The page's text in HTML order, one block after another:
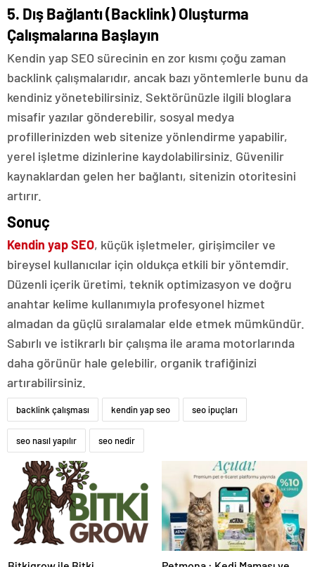
5. Dış Bağlantı (Backlink) Oluşturma
Çalışmalarına Başlayın
Kendin yap SEO sürecinin en zor kısmı çoğu zaman
backlink çalışmalarıdır, ancak bazı yöntemlerle bunu da
kendiniz yönetebilirsiniz. Sektörünüzle ilgili bloglara
misafir yazılar gönderebilir, sosyal medya
profillerinizden web sitenize yönlendirme yapabilir,
yerel işletme dizinlerine kaydolabilirsiniz. Güvenilir
kaynaklardan gelen her bağlantı, sitenizin otoritesini
artırır.
Sonuç
Kendin yap SEO, küçük işletmeler, girişimciler ve
bireysel kullanıcılar için oldukça etkili bir yöntemdir.
Düzenli içerik üretimi, teknik optimizasyon ve doğru
anahtar kelime kullanımıyla profesyonel hizmet
almadan da güçlü sıralamalar elde etmek mümkündür.
Sabırlı ve istikrarlı bir çalışma ile arama motorlarında
daha görünür hale gelebilir, organik trafiğinizi
artırabilirsiniz.
backlink çalışması kendin yap seo seo ipuçları
seo nasıl yapılır seo nedir